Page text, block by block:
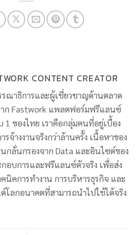
CONTENT CREATOR
ณาธิการและผู้เชี่ยวชาญด้านตลาด
ก Fastwork แพลตฟอร์มฟรีแลนซ์
1 ของไทย เราคือกลุ่มคนที่อยู่เบื้อง
รจ้างงานจริงกว่าล้านครั้ง เนื้อหาของ
กลั่นกรองจาก Data และอินไซต์ของ
อบการและฟรีแลนซ์ตัวจริง เพื่อส่ง
นิคการทำงาน การบริหารธุรกิจ และ
โลกอนาคตที่สามารถนำไปใช้ได้จริง